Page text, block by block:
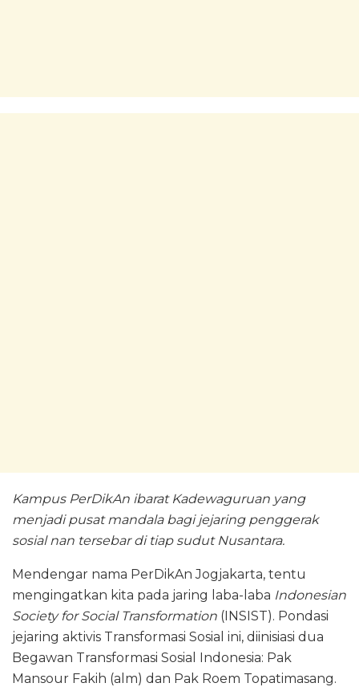
Kampus PerDikAn ibarat Kadewaguruan yang
menjadi pusat mandala bagi jejaring penggerak
sosial nan tersebar di tiap sudut Nusantara.
Mendengar nama PerDikAn Jogjakarta, tentu
mengingatkan kita pada jaring laba-laba Indonesian
Society for Social Transformation (INSIST). Pondasi
jejaring aktivis Transformasi Sosial ini, diinisiasi dua
Begawan Transformasi Sosial Indonesia: Pak
Mansour Fakih (alm) dan Pak Roem Topatimasang.